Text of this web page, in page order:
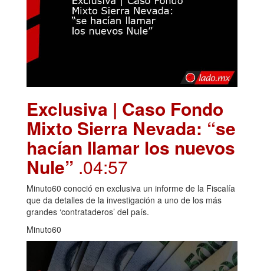
Exclusiva | Caso Fondo
Mixto Sierra Nevada: “se
hacían llamar los nuevos
Nule” .04:57
Minuto60 conoció en exclusiva un informe de la Fiscalía
que da detalles de la investigación a uno de los más
grandes ‘contrataderos’ del país.
Minuto60